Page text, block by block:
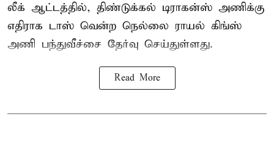
லீக் ஆட்டத்தில், திண்டுக்கல் டிராகன்ஸ் அணிக்கு
எதிராக டாஸ் வென்ற நெல்லை ராயல் கிங்ஸ்
அணி பந்துவீச்சை தேர்வு செய்துள்ளது.
Read More